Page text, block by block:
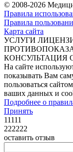
© 2008-2026
Правила
Правила
Карта сайта
УСЛУГИ
КОНСУЛЬТАЦИЯ
На сайте
показывать Вам
пользоваться
ваших данных и
Подробнее о
Принять
11111
222222
оставить отзыв